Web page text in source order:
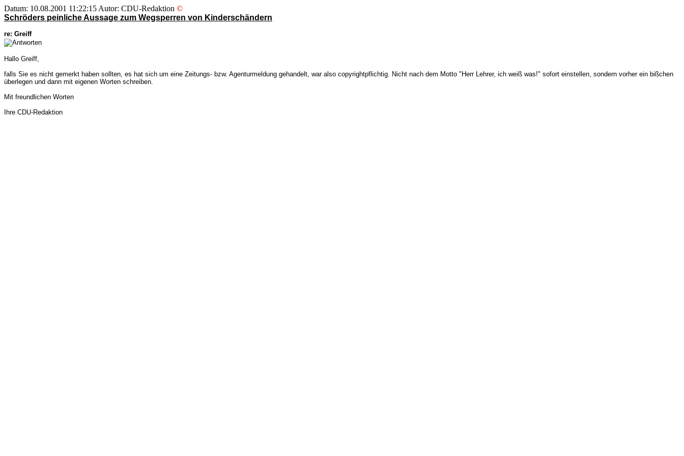
Datum: 10.08.2001 11:22:15 Autor: CDU-Redaktion ©
Schröders peinliche Aussage zum Wegsperren von Kinderschändern
re: Greiff
Hallo Greiff,
falls Sie es nicht gemerkt haben sollten, es hat sich um eine Zeitungs- bzw. Agenturmeldung gehandelt, war also copyrightpflichtig. Nicht nach dem Motto "Herr Lehrer, ich weiß was!" sofort einstellen, sondern vorher ein bißchen
überlegen und dann mit eigenen Worten schreiben.
Mit freundlichen Worten
Ihre CDU-Redaktion